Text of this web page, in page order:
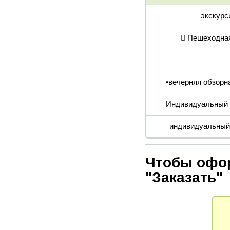

•вечерняя
Индивидуальный
Чтобы
"Заказать"